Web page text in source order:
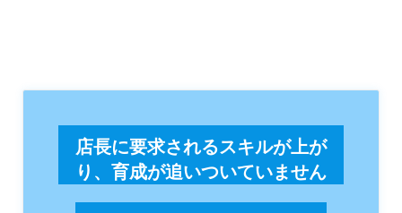
店長に要求されるスキルが上が
り、育成が追いついていません